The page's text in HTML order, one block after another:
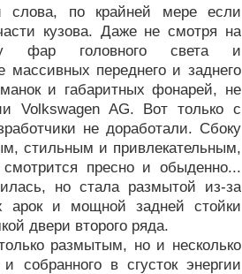
слова, по крайней мере если
кузова. Даже не смотря на
фар головного света и
массивных переднего и заднего
и габаритных фонарей, не
Volkswagen AG. Вот только с
не доработали. Сбоку
стильным и привлекательным,
пресно и обыденно...
но стала размытой из-за
арок и мощной задней стойки
двери второго ряда.
размытым, но и несколько
собранного в сгусток энергии